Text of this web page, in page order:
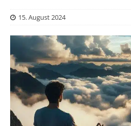
15. August 2024